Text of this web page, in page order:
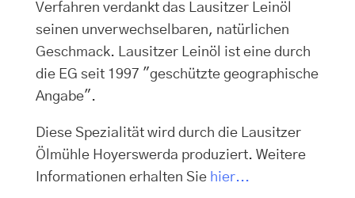
Verfahren verdankt das Lausitzer Leinöl
seinen unverwechselbaren, natürlichen
Geschmack. Lausitzer Leinöl ist eine durch
die EG seit 1997 "geschützte geographische
Angabe".
Diese Spezialität wird durch die Lausitzer
Ölmühle Hoyerswerda produziert. Weitere
Informationen erhalten Sie hier...